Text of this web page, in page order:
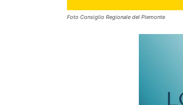
Foto Consiglio Regionale del Piemonte